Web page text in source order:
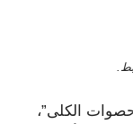
الكلى”،